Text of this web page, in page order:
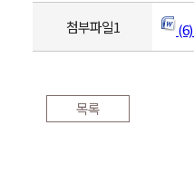
첨부파일1
목록